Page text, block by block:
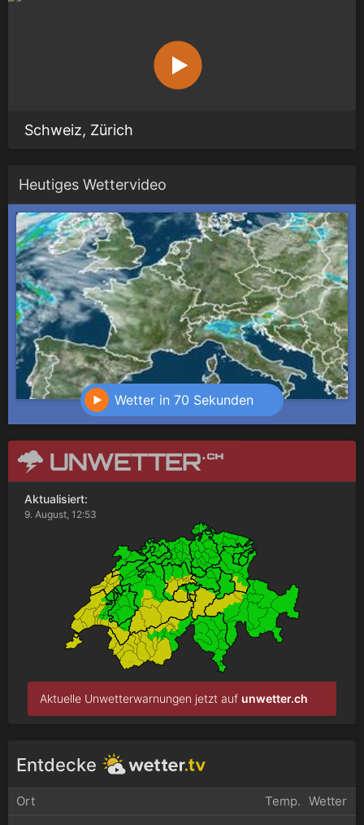
Schweiz, Zürich
Heutiges Wettervideo
Wetter in 70 Sekunden
Aktualisiert:
9. August, 12:53
Aktuelle Unwetterwarnungen jetzt auf unwetter.ch
Entdecke
Ort Temp. Wetter